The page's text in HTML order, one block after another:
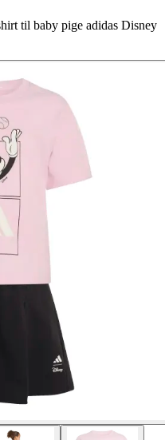
til baby pige adidas Disney